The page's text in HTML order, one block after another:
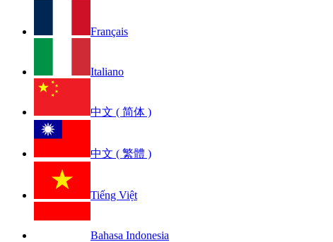
Français
Italiano
中文 ( 简体 )
中文 ( 繁體 )
Tiếng Việt
Bahasa Indonesia